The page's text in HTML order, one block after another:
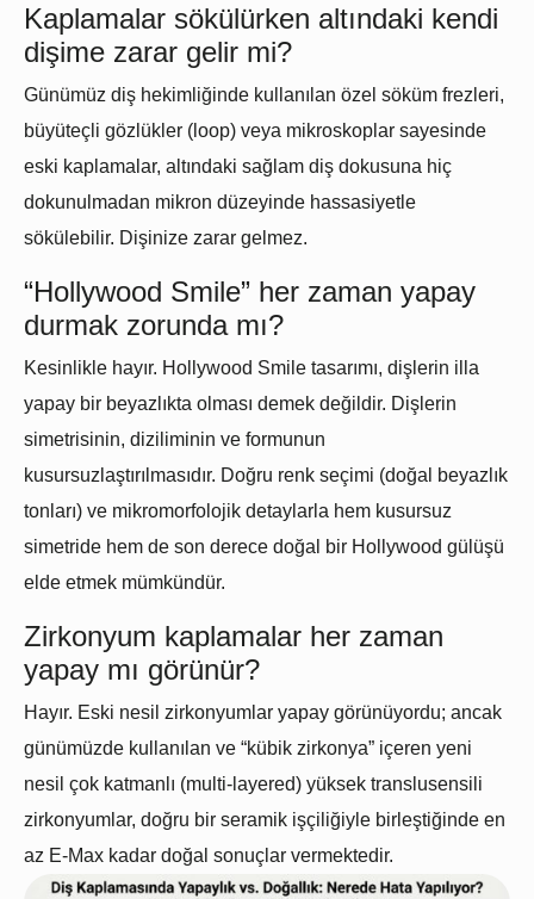
Kaplamalar sökülürken altındaki kendi
dişime zarar gelir mi?
Günümüz diş hekimliğinde kullanılan özel söküm frezleri,
büyüteçli gözlükler (loop) veya mikroskoplar sayesinde
eski kaplamalar, altındaki sağlam diş dokusuna hiç
dokunulmadan mikron düzeyinde hassasiyetle
sökülebilir. Dişinize zarar gelmez.
“Hollywood Smile” her zaman yapay
durmak zorunda mı?
Kesinlikle hayır. Hollywood Smile tasarımı, dişlerin illa
yapay bir beyazlıkta olması demek değildir. Dişlerin
simetrisinin, diziliminin ve formunun
kusursuzlaştırılmasıdır. Doğru renk seçimi (doğal beyazlık
tonları) ve mikromorfolojik detaylarla hem kusursuz
simetride hem de son derece doğal bir Hollywood gülüşü
elde etmek mümkündür.
Zirkonyum kaplamalar her zaman
yapay mı görünür?
Hayır. Eski nesil zirkonyumlar yapay görünüyordu; ancak
günümüzde kullanılan ve “kübik zirkonya” içeren yeni
nesil çok katmanlı (multi-layered) yüksek translusensili
zirkonyumlar, doğru bir seramik işçiliğiyle birleştiğinde en
az E-Max kadar doğal sonuçlar vermektedir.